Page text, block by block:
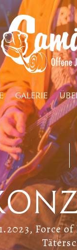
GALERIE
Force